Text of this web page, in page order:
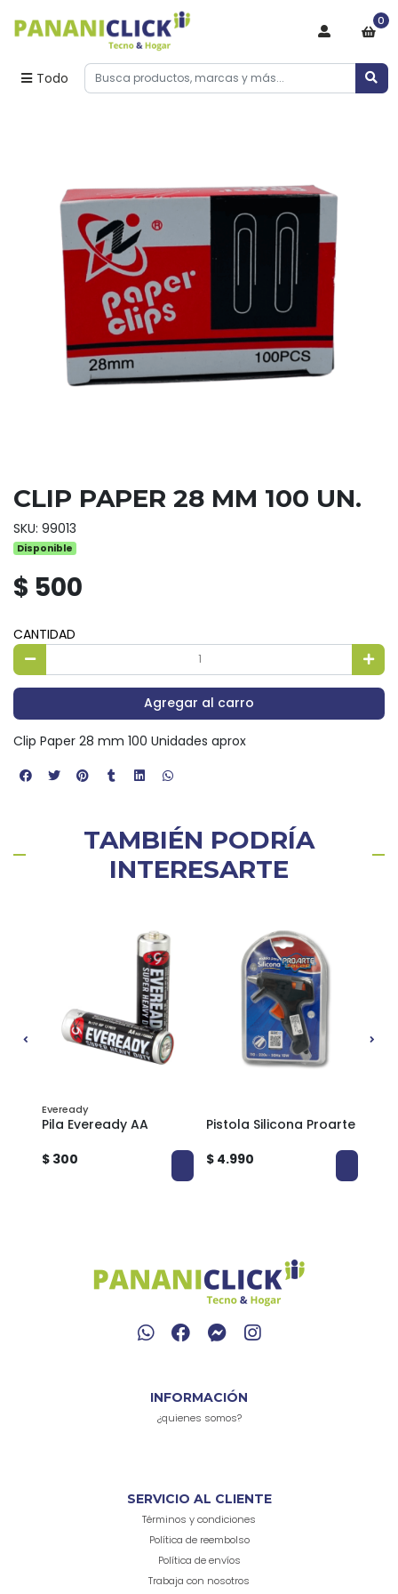
Todo
0
CLIP PAPER 28 MM 100 UN.
SKU: 99013
Disponible
$ 500
CANTIDAD
Agregar al carro
Clip Paper 28 mm 100 Unidades aprox
TAMBIÉN PODRÍA
INTERESARTE
Eveready
Pila Eveready AA
$ 300
Pistola Silicona Proarte
$ 4.990
INFORMACIÓN
¿quienes somos?
SERVICIO AL CLIENTE
Términos y condiciones
Política de reembolso
Política de envíos
Trabaja con nosotros